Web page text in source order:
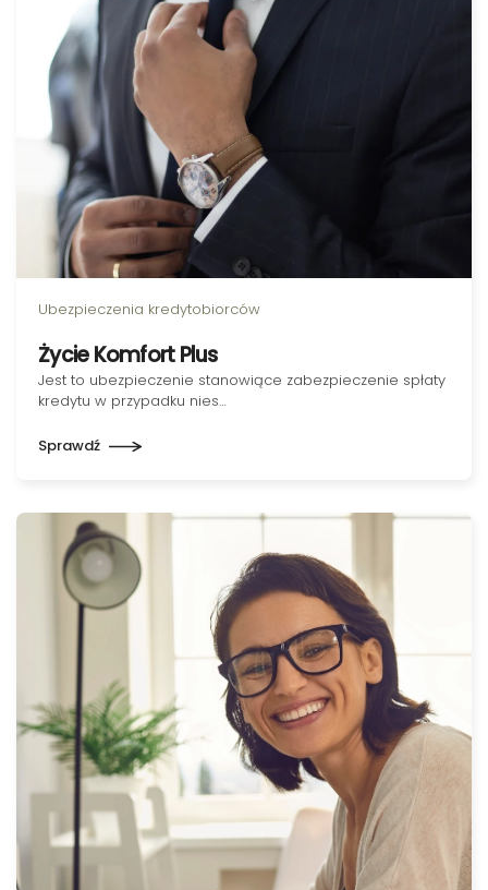
Ubezpieczenia kredytobiorców
Życie Komfort Plus
Jest to ubezpieczenie stanowiące zabezpieczenie spłaty
kredytu w przypadku nies…
Sprawdź